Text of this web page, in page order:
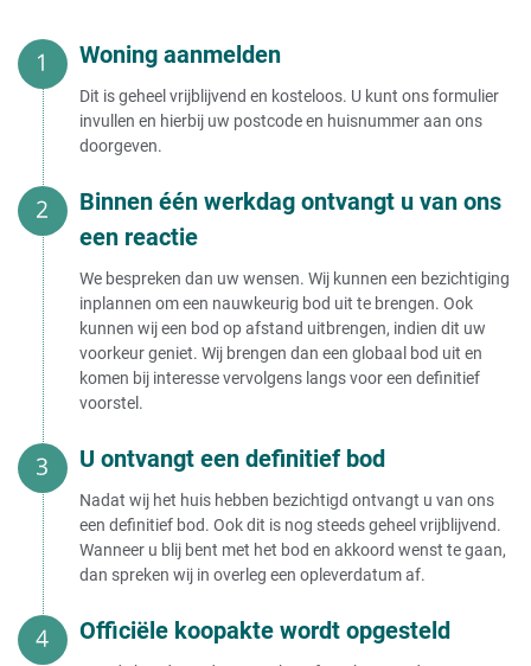
Woning aanmelden
Dit is geheel vrijblijvend en kosteloos. U kunt ons formulier
invullen en hierbij uw postcode en huisnummer aan ons
doorgeven.
Binnen één werkdag ontvangt u van ons
een reactie
We bespreken dan uw wensen. Wij kunnen een bezichtiging
inplannen om een nauwkeurig bod uit te brengen. Ook
kunnen wij een bod op afstand uitbrengen, indien dit uw
voorkeur geniet. Wij brengen dan een globaal bod uit en
komen bij interesse vervolgens langs voor een definitief
voorstel.
U ontvangt een definitief bod
Nadat wij het huis hebben bezichtigd ontvangt u van ons
een definitief bod. Ook dit is nog steeds geheel vrijblijvend.
Wanneer u blij bent met het bod en akkoord wenst te gaan,
dan spreken wij in overleg een opleverdatum af.
Officiële koopakte wordt opgesteld